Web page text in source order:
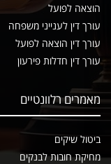
הוצאה לפועל
עורך דין לענייני משפחה
עורך דין הוצאה לפועל
עורך דין חדלות פירעון
מאמרים רלוונטיים
ביטול שיקים
מחיקת חובות לבנקים